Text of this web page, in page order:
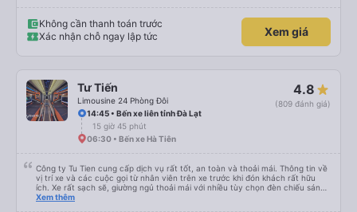
điểm dừng, họ đánh thức chúng tôi dậy và đảm bảo chúng tôi đã sẵn sàng.
Nhìn chung, đó là một trải nghiệm tốt. Mỗi giường đều có gối và chăn, và đủ
chỗ cho 1 người lớn và 1 trẻ em nằm thoải mái.
Không cần thanh toán trước
Xác nhận chỗ ngay lập tức
Xem giá
Tư Tiến
Limousine 24 Phòng Đôi
4.8
(809 đánh giá)
14:45 • Bến xe liên tỉnh Đà Lạt
15 giờ 45 phút
06:30 • Bến xe Hà Tiên
Công ty Tu Tien cung cấp dịch vụ rất tốt, an toàn và thoải mái. Thông tin về
vị trí xe và các cuộc gọi từ nhân viên trên xe trước khi đón khách rất hữu
ích. Xe rất sạch sẽ, giường ngủ thoải mái với nhiều tùy chọn đèn chiếu sáng
và cổng USB được đặt ở vị trí thuận tiện. Nhân viên rất lịch sự và xe đến
Xem thêm